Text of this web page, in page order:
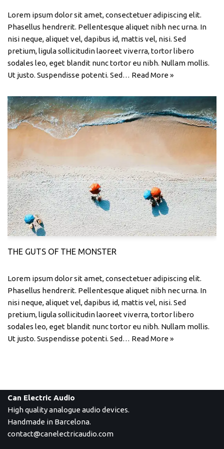
Lorem ipsum dolor sit amet, consectetuer adipiscing elit.
Phasellus hendrerit. Pellentesque aliquet nibh nec urna. In
nisi neque, aliquet vel, dapibus id, mattis vel, nisi. Sed
pretium, ligula sollicitudin laoreet viverra, tortor libero
sodales leo, eget blandit nunc tortor eu nibh. Nullam mollis.
Ut justo. Suspendisse potenti. Sed… Read More »
THE GUTS OF THE MONSTER
Lorem ipsum dolor sit amet, consectetuer adipiscing elit.
Phasellus hendrerit. Pellentesque aliquet nibh nec urna. In
nisi neque, aliquet vel, dapibus id, mattis vel, nisi. Sed
pretium, ligula sollicitudin laoreet viverra, tortor libero
sodales leo, eget blandit nunc tortor eu nibh. Nullam mollis.
Ut justo. Suspendisse potenti. Sed… Read More »
Can Electric Audio
High quality analogue audio devices.
Handmade in Barcelona.
contact@canelectricaudio.com